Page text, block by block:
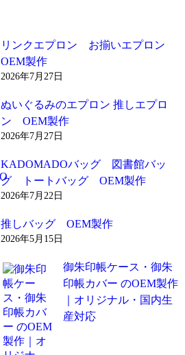
リンクエプロン お揃いエプロン
OEM製作
2026年7月27日
ぬいぐるみのエプロン 推しエプロ
ン OEM製作
2026年7月27日
KADOMADOバッグ 図書館バッ
グ トートバッグ OEM製作
2026年7月22日
推しバッグ OEM製作
2026年5月15日
御朱印帳ケース・御朱
印帳カバー のOEM製作
｜オリジナル・国内生
産対応